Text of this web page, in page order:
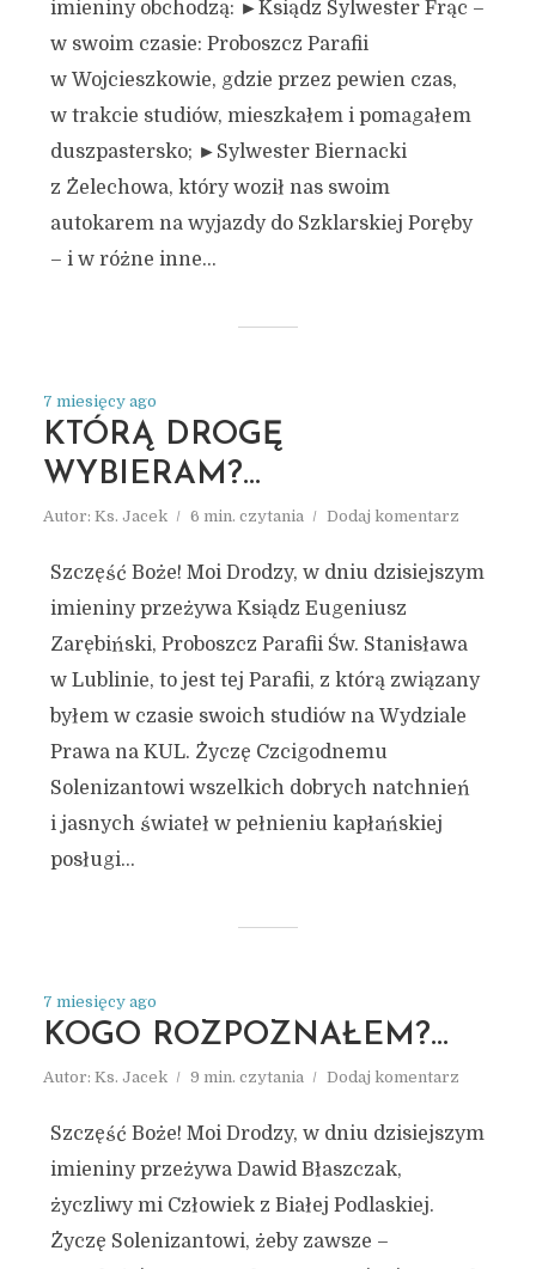
imieniny obchodzą: ►Ksiądz Sylwester Frąc –
w swoim czasie: Proboszcz Parafii
w Wojcieszkowie, gdzie przez pewien czas,
w trakcie studiów, mieszkałem i pomagałem
duszpastersko; ►Sylwester Biernacki
z Żelechowa, który woził nas swoim
autokarem na wyjazdy do Szklarskiej Poręby
– i w różne inne...
7 miesięcy ago
KTÓRĄ DROGĘ
WYBIERAM?…
Autor: Ks. Jacek 6 min. czytania Dodaj komentarz
Szczęść Boże! Moi Drodzy, w dniu dzisiejszym
imieniny przeżywa Ksiądz Eugeniusz
Zarębiński, Proboszcz Parafii Św. Stanisława
w Lublinie, to jest tej Parafii, z którą związany
byłem w czasie swoich studiów na Wydziale
Prawa na KUL. Życzę Czcigodnemu
Solenizantowi wszelkich dobrych natchnień
i jasnych świateł w pełnieniu kapłańskiej
posługi...
7 miesięcy ago
KOGO ROZPOZNAŁEM?…
Autor: Ks. Jacek 9 min. czytania Dodaj komentarz
Szczęść Boże! Moi Drodzy, w dniu dzisiejszym
imieniny przeżywa Dawid Błaszczak,
życzliwy mi Człowiek z Białej Podlaskiej.
Życzę Solenizantowi, żeby zawsze –